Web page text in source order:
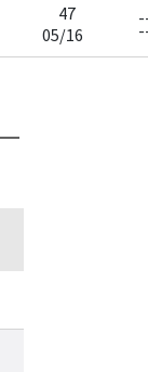
47
05/16